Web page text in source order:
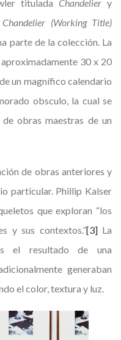
tituladaChandeliery
(Working Title)
parte de la colección. La
30 x 20
un magnífico calendario
obsculo, la cual se
obras maestras de un
de obras anteriores y
particular. Phillip Kalser
que exploran “los
y sus contextos.”[3]La
el resultado de una
generaban
el color, textura y luz.